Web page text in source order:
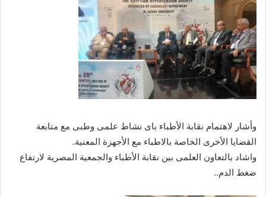
وأشار لاهتمام نقابة الأطباء باى نشاط علمى وطبى مع متابعة
القضايا الأخرى الخاصة بالاطباء مع الأجهزة المعنية.
واشاد بالتعاون العلمى بين نقابة الأطباء والجمعية المصرية لارتفاع
ضغط الدم..